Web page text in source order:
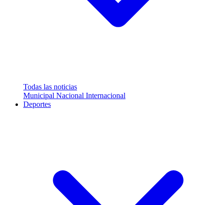
Todas las noticias
Municipal Nacional Internacional
Deportes